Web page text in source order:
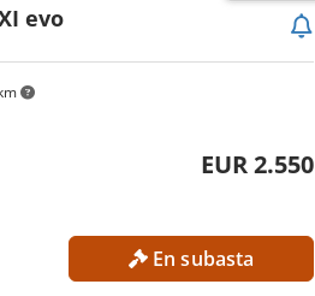
evo
EUR 2.550
En subasta